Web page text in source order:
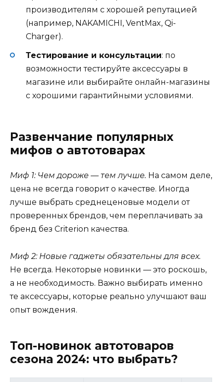
производителям с хорошей репутацией
(например, NAKAMICHI, VentMax, Qi-
Charger).
Тестирование и консультации: по
возможности тестируйте аксессуары в
магазине или выбирайте онлайн-магазины
с хорошими гарантийными условиями.
Развенчание популярных
мифов о автотоварах
Миф 1: Чем дороже — тем лучше. На самом деле,
цена не всегда говорит о качестве. Иногда
лучше выбрать среднеценовые модели от
проверенных брендов, чем переплачивать за
бренд без Criterion качества.
Миф 2: Новые гаджеты обязательны для всех.
Не всегда. Некоторые новинки — это роскошь,
а не необходимость. Важно выбирать именно
те аксессуары, которые реально улучшают ваш
опыт вождения.
Топ-новинок автотоваров
сезона 2024: что выбрать?